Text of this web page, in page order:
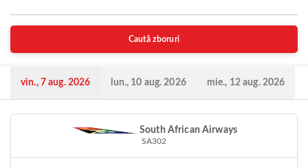
Caută zboruri
vin., 7 aug. 2026 lun., 10 aug. 2026 mie., 12 aug. 2026
South African Airways
SA302